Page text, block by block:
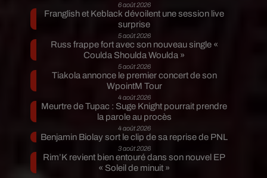
6 août 2026
Franglish et Keblack dévoilent une session live
surprise
5 août 2026
Russ frappe fort avec son nouveau single «
Coulda Shoulda Woulda »
5 août 2026
Tiakola annonce le premier concert de son
WpointM Tour
4 août 2026
Meurtre de Tupac : Suge Knight pourrait prendre
la parole au procès
4 août 2026
Benjamin Biolay sort le clip de sa reprise de PNL
3 août 2026
Rim’K revient bien entouré dans son nouvel EP
« Soleil de minuit »